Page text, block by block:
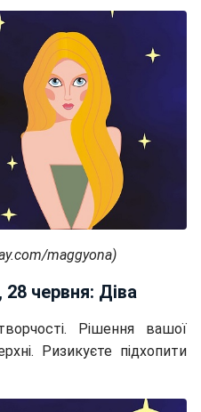
maggyona)
28 червня: Діва
Рішення вашої
Ризикуєте підхопити